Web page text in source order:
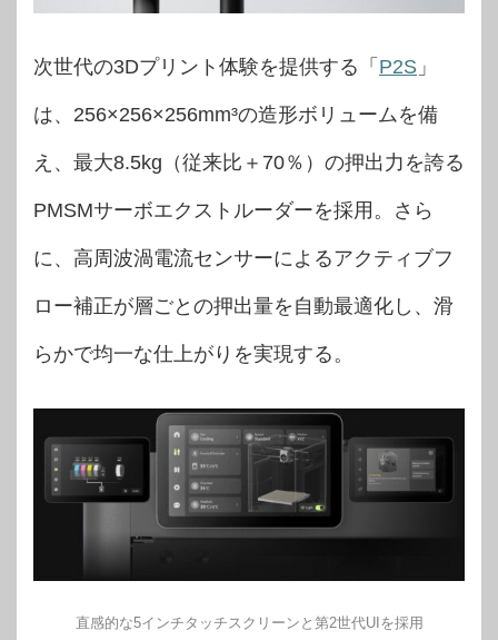
次世代の3Dプリント体験を提供する「 P2S 」
は、256×256×256mm³の造形ボリュームを備
え、最大8.5kg（従来比＋70％）の押出力を誇る
PMSMサーボエクストルーダーを採用。さら
に、高周波渦電流センサーによるアクティブフ
ロー補正が層ごとの押出量を自動最適化し、滑
らかで均一な仕上がりを実現する。
直感的な5インチタッチスクリーンと第2世代UIを採用